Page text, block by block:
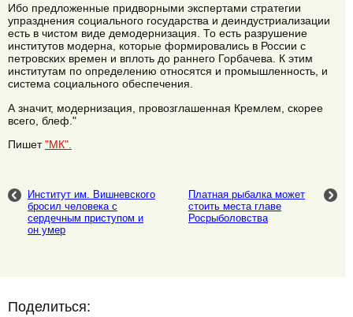
Ибо предложенные придворными экспертами стратегии
упразднения социального государства и деиндустриализации
есть в чистом виде демодернизация. То есть разрушение
институтов модерна, которые формировались в России с
петровских времен и вплоть до раннего Горбачева. К этим
институтам по определению относятся и промышленность, и
система социального обеспечения.
А значит, модернизация, провозглашенная Кремлем, скорее
всего, блеф."
Пишет"МК".
Институт им. Вишневского
бросил человека с
сердечным приступом и
он умер
Платная рыбалка может
стоить места главе
Росрыболовства
Поделиться: